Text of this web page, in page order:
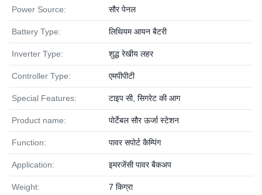
Power Source: सौर पेनल
Battery Type: लिथियम आयन बैटरी
Inverter Type: शुद्ध रेखीय लहर
Controller Type: एमपीपीटी
Special Features: टाइप सी, सिगरेट की आग
Product name: पोर्टेबल सौर ऊर्जा स्टेशन
Function: पावर सपोर्ट कैम्पिंग
Application: इमरजेंसी पावर बैकअप
Weight: 7 किग्रा